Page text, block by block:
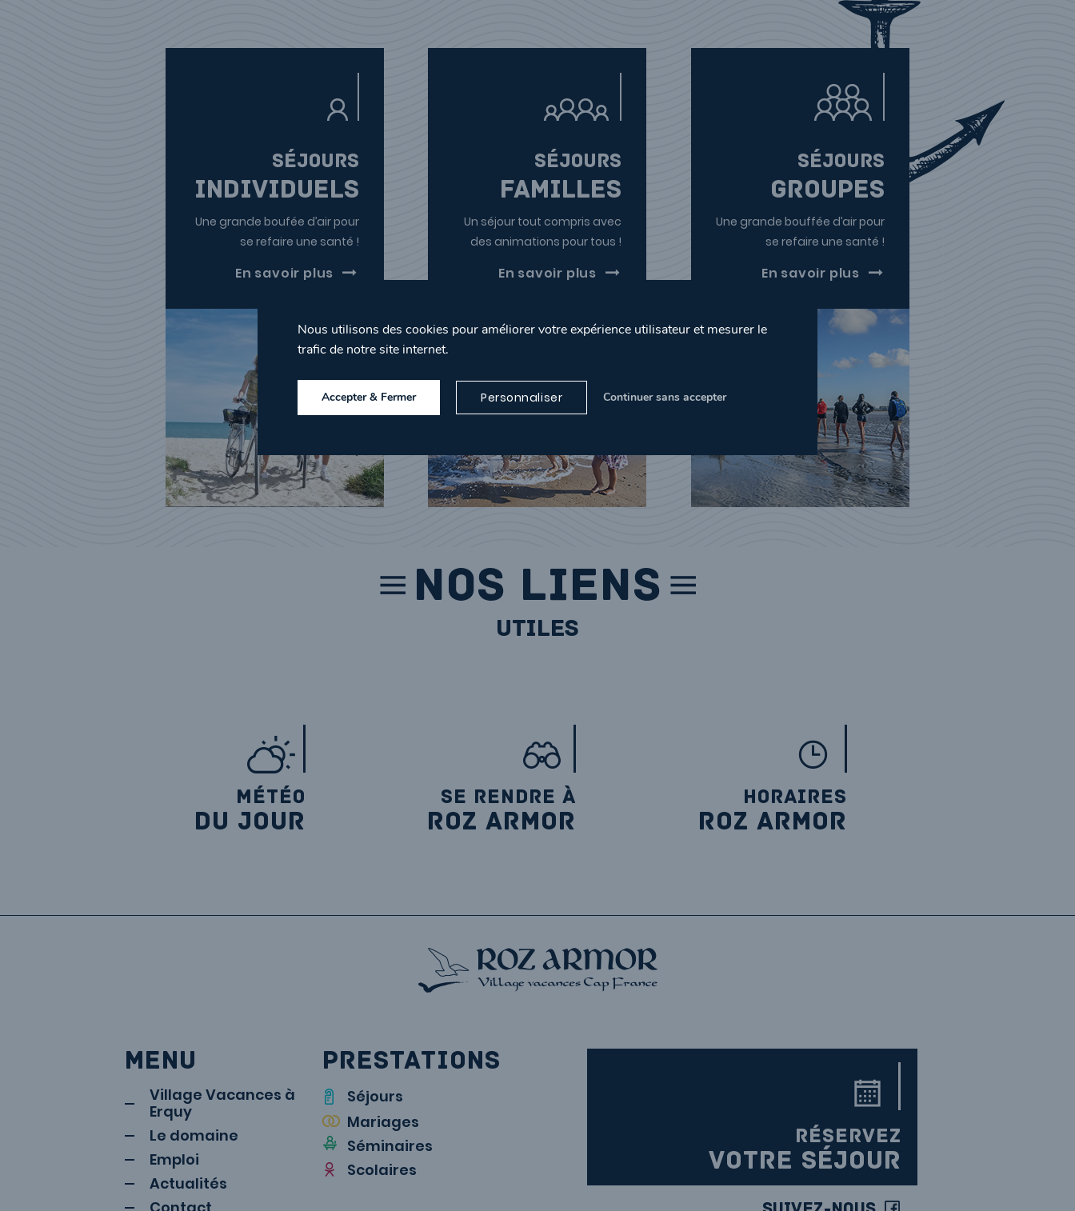
séjours
Individuels
Une grande boufée d’air pour
se refaire une santé !
En savoir plus
séjours
Familles
Un séjour tout compris avec
des animations pour tous !
En savoir plus
séjours
Groupes
Une grande bouffée d’air pour
se refaire une santé !
En savoir plus
NOS LIENS
utiles
MÉTÉO
DU JOUR
SE RENDRE À
ROZ ARMOR
HORAIRES
ROZ ARMOR
MENU
Village Vacances à
Erquy
Le domaine
Emploi
Actualités
PRESTATIONS
Séjours
Mariages
Séminaires
Scolaires
RÉSERVEZ
VOTRE SÉJOUR
Nous utilisons des cookies pour améliorer votre expérience utilisateur et mesurer le
trafic de notre site internet.
Accepter & Fermer Continuer sans accepter
Personnaliser